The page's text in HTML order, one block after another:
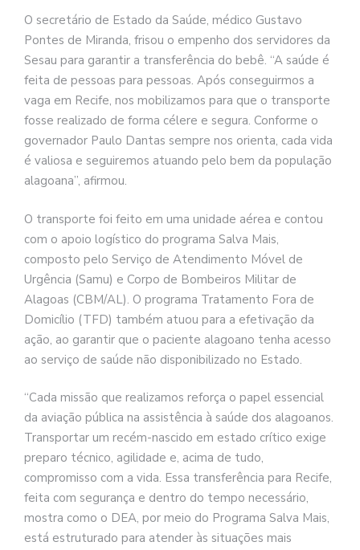
O secretário de Estado da Saúde, médico Gustavo
Pontes de Miranda, frisou o empenho dos servidores da
Sesau para garantir a transferência do bebê. “A saúde é
feita de pessoas para pessoas. Após conseguirmos a
vaga em Recife, nos mobilizamos para que o transporte
fosse realizado de forma célere e segura. Conforme o
governador Paulo Dantas sempre nos orienta, cada vida
é valiosa e seguiremos atuando pelo bem da população
alagoana”, afirmou.
O transporte foi feito em uma unidade aérea e contou
com o apoio logístico do programa Salva Mais,
composto pelo Serviço de Atendimento Móvel de
Urgência (Samu) e Corpo de Bombeiros Militar de
Alagoas (CBM/AL). O programa Tratamento Fora de
Domicílio (TFD) também atuou para a efetivação da
ação, ao garantir que o paciente alagoano tenha acesso
ao serviço de saúde não disponibilizado no Estado.
“Cada missão que realizamos reforça o papel essencial
da aviação pública na assistência à saúde dos alagoanos.
Transportar um recém-nascido em estado crítico exige
preparo técnico, agilidade e, acima de tudo,
compromisso com a vida. Essa transferência para Recife,
feita com segurança e dentro do tempo necessário,
mostra como o DEA, por meio do Programa Salva Mais,
está estruturado para atender às situações mais